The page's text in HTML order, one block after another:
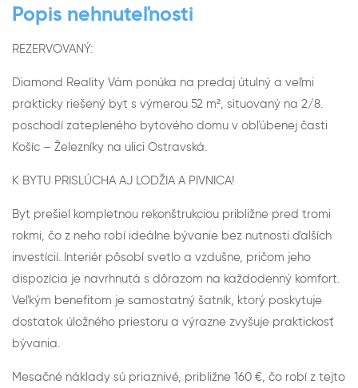
Popis nehnuteľnosti
REZERVOVANÝ:
Diamond Reality Vám ponúka na predaj útulný a veľmi
prakticky riešený byt s výmerou 52 m², situovaný na 2/8.
poschodí zatepleného bytového domu v obľúbenej časti
Košíc – Železníky na ulici Ostravská.
K BYTU PRISLÚCHA AJ LODŽIA A PIVNICA!
Byt prešiel kompletnou rekonštrukciou približne pred tromi
rokmi, čo z neho robí ideálne bývanie bez nutnosti ďalších
investícií. Interiér pôsobí svetlo a vzdušne, pričom jeho
dispozícia je navrhnutá s dôrazom na každodenný komfort.
Veľkým benefitom je samostatný šatník, ktorý poskytuje
dostatok úložného priestoru a výrazne zvyšuje praktickosť
bývania.
Mesačné náklady sú priaznivé, približne 160 €, čo robí z tejto